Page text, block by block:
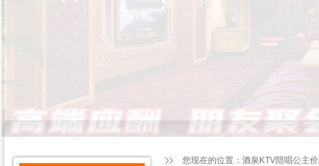
您现在的位置： 酒泉KTV陪唱公主